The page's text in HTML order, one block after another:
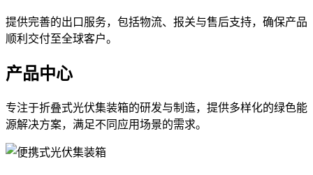
提供完善的出口服务，包括物流、报关与售后支持，确保产品
顺利交付至全球客户。
产品中心
专注于折叠式光伏集装箱的研发与制造，提供多样化的绿色能
源解决方案，满足不同应用场景的需求。